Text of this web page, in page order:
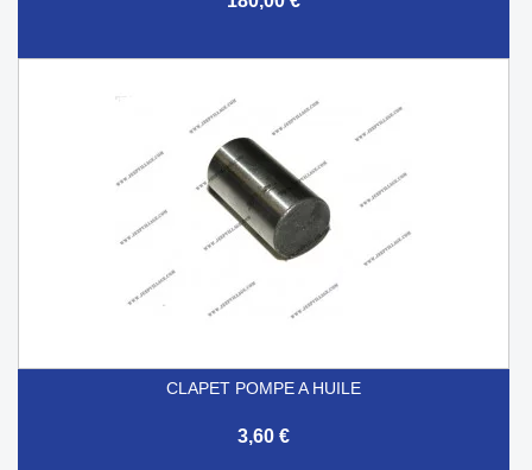
CLAPET POMPE A HUILE
3,60 €